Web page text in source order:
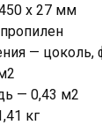
x 27 мм
— цоколь,
— 0,43 м2
кг